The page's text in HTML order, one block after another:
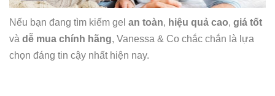
Nếu bạn đang tìm kiếm gel an toàn, hiệu quả cao, giá tốt
và dễ mua chính hãng, Vanessa & Co chắc chắn là lựa
chọn đáng tin cậy nhất hiện nay.